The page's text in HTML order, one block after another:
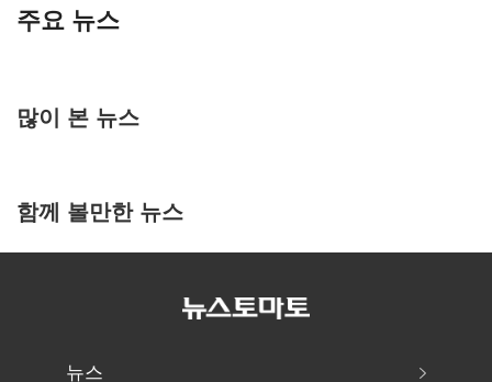
주요 뉴스
많이 본 뉴스
함께 볼만한 뉴스
뉴스